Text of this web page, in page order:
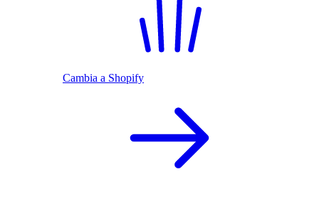
Cambia a Shopify